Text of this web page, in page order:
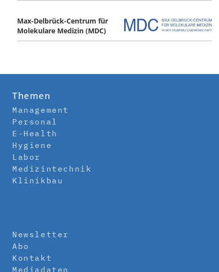
Max-Delbrück-Centrum für
Molekulare Medizin (MDC)
Themen
Management
Personal
E-Health
Hygiene
Labor
Medizintechnik
Klinikbau
Newsletter
Abo
Kontakt
Mediadaten